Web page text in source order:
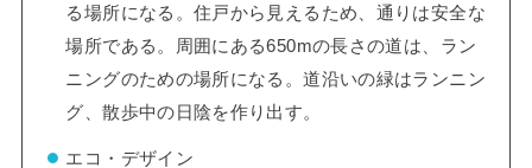
る場所になる。住戸から見えるため、通りは安全な
場所である。周囲にある650mの長さの道は、ラン
ニングのための場所になる。道沿いの緑はランニン
グ、散歩中の日陰を作り出す。
エコ・デザイン